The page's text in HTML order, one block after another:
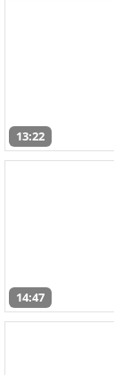
13:22
14:47